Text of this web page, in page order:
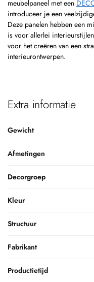
meubelpaneel met een
introduceer je een
Deze panelen hebben een
is voor allerlei
voor het creëren van een
interieurontwerpen.
Extra informatie
Gewicht
Afmetingen
Decorgroep
Kleur
Structuur
Fabrikant
Productietijd